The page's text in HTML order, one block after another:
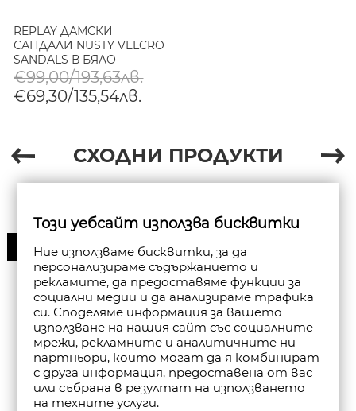
REPLAY ДАМСКИ
САНДАЛИ NUSTY VELCRO
SANDALS В БЯЛО
€99,00/193,63лв.
€69,30/135,54лв.
СХОДНИ ПРОДУКТИ
30%
Този уебсайт използва бисквитки
Ние използваме бисквитки, за да
персонализираме съдържанието и
рекламите, да предоставяме функции за
социални медии и да анализираме трафика
си. Споделяме информация за вашето
използване на нашия сайт със социалните
мрежи, рекламните и аналитичните ни
партньори, които могат да я комбинират
с друга информация, предоставена от вас
или събрана в резултат на използването
на техните услуги.